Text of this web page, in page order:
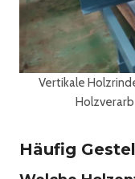
Vertikale
Häufig